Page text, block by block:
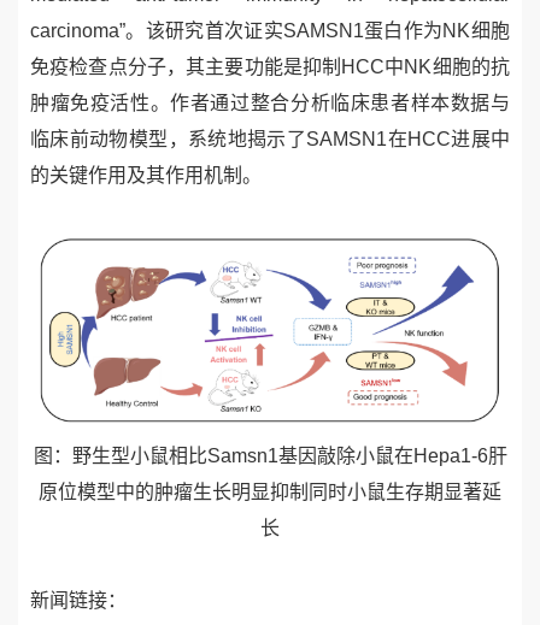
carcinoma”。该研究首次证实SAMSN1蛋白作为NK细胞
免疫检查点分子，其主要功能是抑制 HCC中NK细胞的抗
肿瘤免疫活性。作者通过整合分析临床患者样本数据与
临床前动物模型，系统地揭示了SAMSN1在HCC进展中
的关键作用及其作用机制。
图： 野生型小鼠相比Samsn1基因敲除小鼠在Hepa1-6肝
原位模型中的肿瘤生长明显抑制同时小鼠生存期显著延
长
新闻链接：